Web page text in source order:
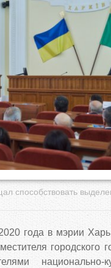
способствовать
года в мэрии
городского
национально-